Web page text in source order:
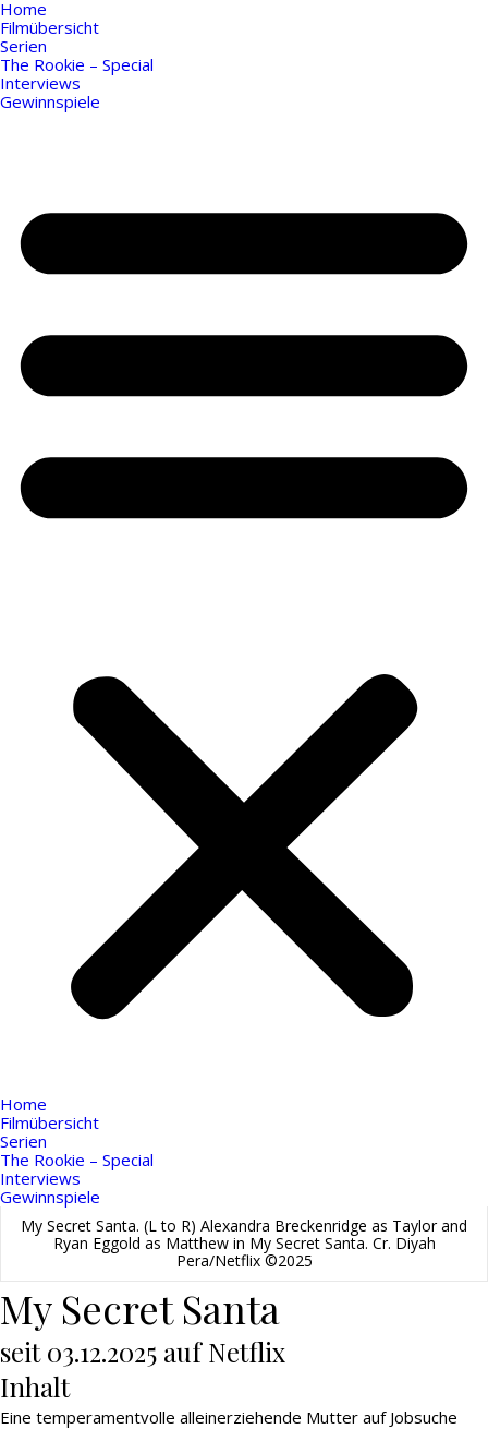
Home
Filmübersicht
Serien
The Rookie – Special
Interviews
Gewinnspiele
Home
Filmübersicht
Serien
The Rookie – Special
Interviews
Gewinnspiele
My Secret Santa. (L to R) Alexandra Breckenridge as Taylor and
Ryan Eggold as Matthew in My Secret Santa. Cr. Diyah
Pera/Netflix ©2025
My Secret Santa
seit 03.12.2025 auf Netflix
Inhalt
Eine temperamentvolle alleinerziehende Mutter auf Jobsuche